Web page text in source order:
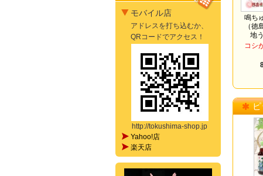
鳴ち
（徳
地
コシ
ピ
モバイル店
アドレスを打ち込むか、
QRコードでアクセス！
http://tokushima-shop.jp
Yahoo!店
楽天店